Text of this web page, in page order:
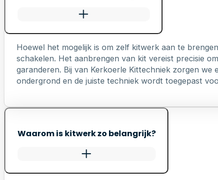
Hoewel het mogelijk is om zelf kitwerk aan te
schakelen. Het aanbrengen van kit vereist precisie
garanderen. Bij van Kerkoerle Kittechniek zorgen
ondergrond en de juiste techniek wordt toegepast
Waarom is kitwerk zo belangrijk?